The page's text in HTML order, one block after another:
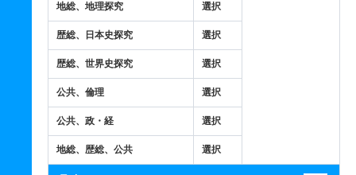
地総、地理探究 選択
歴総、日本史探究 選択
歴総、世界史探究 選択
公共、倫理 選択
公共、政・経 選択
地総、歴総、公共 選択